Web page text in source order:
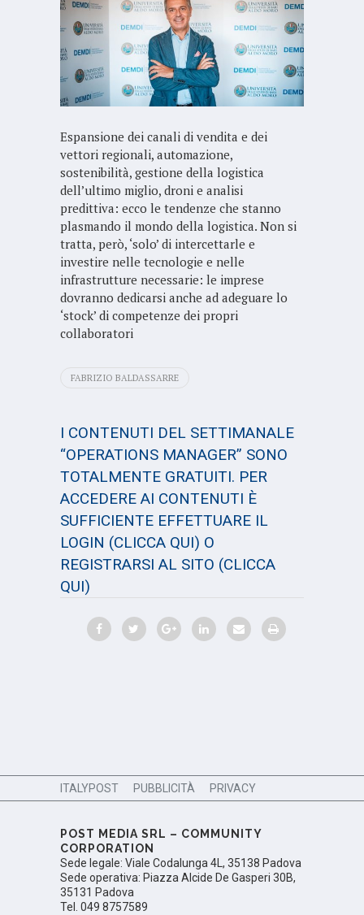
Espansione dei canali di vendita e dei
vettori regionali, automazione,
sostenibilità, gestione della logistica
dell’ultimo miglio, droni e analisi
predittiva: ecco le tendenze che stanno
plasmando il mondo della logistica. Non si
tratta, però, ‘solo’ di intercettarle e
investire nelle tecnologie e nelle
infrastrutture necessarie: le imprese
dovranno dedicarsi anche ad adeguare lo
‘stock’ di competenze dei propri
collaboratori
FABRIZIO BALDASSARRE
I CONTENUTI DEL SETTIMANALE
“OPERATIONS MANAGER” SONO
TOTALMENTE GRATUITI. PER
ACCEDERE AI CONTENUTI È
SUFFICIENTE EFFETTUARE IL
LOGIN (CLICCA QUI) O
REGISTRARSI AL SITO (CLICCA
QUI)
ITALYPOST PUBBLICITÀ PRIVACY
POST MEDIA SRL – COMMUNITY
CORPORATION
Sede legale: Viale Codalunga 4L, 35138 Padova
Sede operativa: Piazza Alcide De Gasperi 30B,
35131 Padova
Tel. 049 8757589